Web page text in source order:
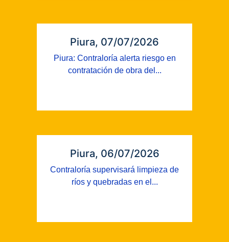
Piura, 07/07/2026
Piura: Contraloría alerta riesgo en
contratación de obra del...
Piura, 06/07/2026
Contraloría supervisará limpieza de
ríos y quebradas en el...